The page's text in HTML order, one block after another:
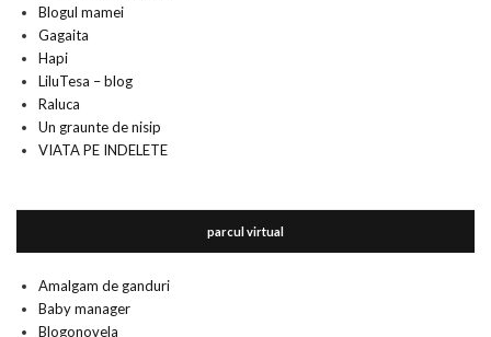
Blogul mamei
Gagaita
Hapi
LiluTesa – blog
Raluca
Un graunte de nisip
VIATA PE INDELETE
parcul virtual
Amalgam de ganduri
Baby manager
Blogonovela